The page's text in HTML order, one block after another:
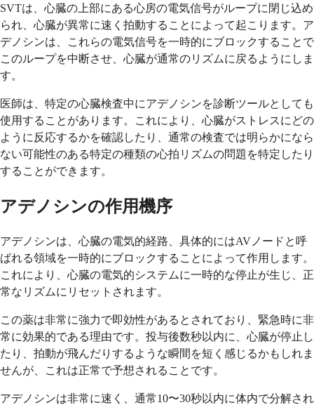
SVTは、心臓の上部にある心房の電気信号がループに閉じ込め
られ、心臓が異常に速く拍動することによって起こります。ア
デノシンは、これらの電気信号を一時的にブロックすることで
このループを中断させ、心臓が通常のリズムに戻るようにしま
す。
医師は、特定の心臓検査中にアデノシンを診断ツールとしても
使用することがあります。これにより、心臓がストレスにどの
ように反応するかを確認したり、通常の検査では明らかになら
ない可能性のある特定の種類の心拍リズムの問題を特定したり
することができます。
アデノシンの作用機序
アデノシンは、心臓の電気的経路、具体的にはAVノードと呼
ばれる領域を一時的にブロックすることによって作用します。
これにより、心臓の電気的システムに一時的な停止が生じ、正
常なリズムにリセットされます。
この薬は非常に強力で即効性があるとされており、緊急時に非
常に効果的である理由です。投与後数秒以内に、心臓が停止し
たり、拍動が飛んだりするような瞬間を短く感じるかもしれま
せんが、これは正常で予想されることです。
アデノシンは非常に速く、通常10〜30秒以内に体内で分解され